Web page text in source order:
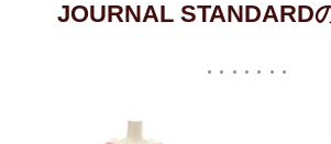
JOURNAL STANDARD